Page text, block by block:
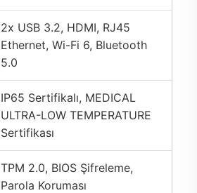
2x USB 3.2, HDMI, RJ45
Ethernet, Wi-Fi 6, Bluetooth
5.0
IP65 Sertifikalı, MEDICAL
ULTRA-LOW TEMPERATURE
Sertifikası
TPM 2.0, BIOS Şifreleme,
Parola Koruması